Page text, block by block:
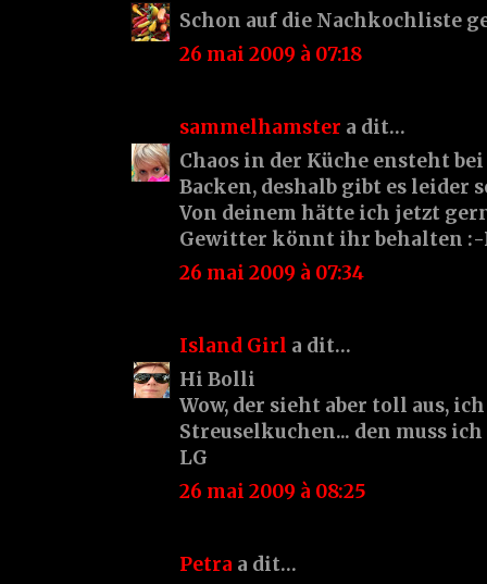
Schon auf die Nachkochliste
26 mai 2009 à 07:18
sammelhamster a dit…
Chaos in der Küche ensteht
Backen, deshalb gibt es leider
Von deinem hätte ich jetzt
Gewitter könnt ihr behalten :-
26 mai 2009 à 07:34
Island Girl a dit…
Hi Bolli
Wow, der sieht aber toll aus,
Streuselkuchen... den muss
LG
26 mai 2009 à 08:25
Petra a dit…